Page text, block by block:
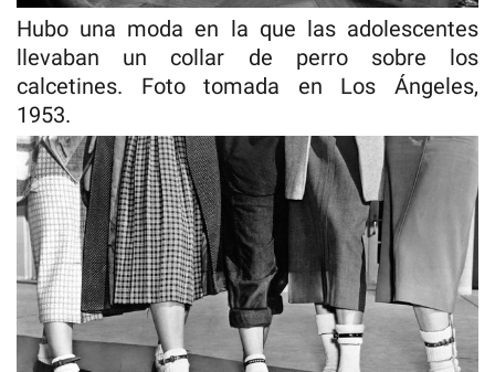
Hubo una moda en la que las adolescentes
llevaban un collar de perro sobre los
calcetines. Foto tomada en Los Ángeles,
1953.